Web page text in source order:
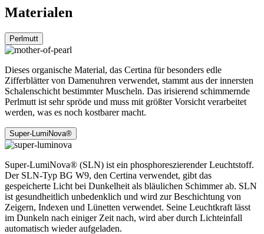
Materialen
Perlmutt
Dieses organische Material, das Certina für besonders edle
Zifferblätter von Damenuhren verwendet, stammt aus der innersten
Schalenschicht bestimmter Muscheln. Das irisierend schimmernde
Perlmutt ist sehr spröde und muss mit größter Vorsicht verarbeitet
werden, was es noch kostbarer macht.
Super-LumiNova®
Super-LumiNova® (SLN) ist ein phosphoreszierender Leuchtstoff.
Der SLN-Typ BG W9, den Certina verwendet, gibt das
gespeicherte Licht bei Dunkelheit als bläulichen Schimmer ab. SLN
ist gesundheitlich unbedenklich und wird zur Beschichtung von
Zeigern, Indexen und Lünetten verwendet. Seine Leuchtkraft lässt
im Dunkeln nach einiger Zeit nach, wird aber durch Lichteinfall
automatisch wieder aufgeladen.